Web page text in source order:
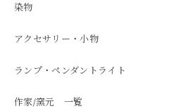
染物
アクセサリー・小物
ランプ・ペンダントライト
作家/窯元 一覧